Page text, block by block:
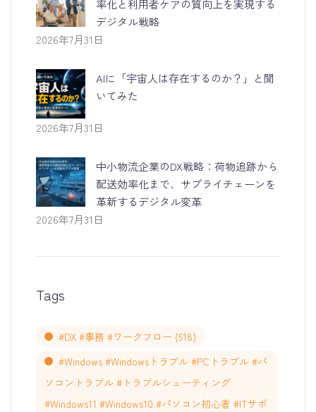
率化と利用者ケアの質向上を実現する
デジタル戦略
2026年7月31日
AIに「宇宙人は存在するのか？」と聞
いてみた
2026年7月31日
中小物流企業のDX戦略：荷物追跡から
配送効率化まで、サプライチェーンを
革新するデジタル変革
2026年7月31日
Tags
#DX #事務 #ワークフロー (518)
#Windows #Windowsトラブル #PCトラブル #パ
ソコントラブル #トラブルシューティング
#Windows11 #Windows10 #パソコン初心者 #ITサポ